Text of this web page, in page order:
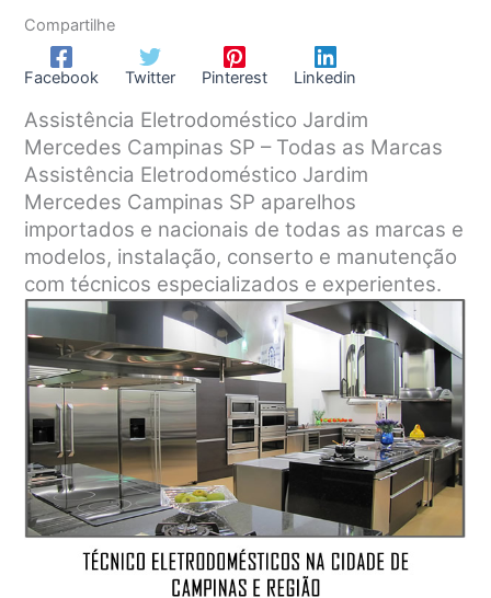
Compartilhe
Facebook Twitter Pinterest Linkedin
Assistência Eletrodoméstico Jardim
Mercedes Campinas SP – Todas as Marcas
Assistência Eletrodoméstico Jardim
Mercedes Campinas SP aparelhos
importados e nacionais de todas as marcas e
modelos, instalação, conserto e manutenção
com técnicos especializados e experientes.